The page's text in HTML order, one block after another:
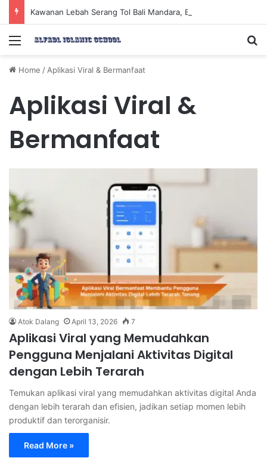
Menu
Home / Aplikasi Viral & Bermanfaat
Aplikasi Viral &
Bermanfaat
Atok Dalang April 13, 2026 7
Aplikasi Viral yang Memudahkan
Pengguna Menjalani Aktivitas Digital
dengan Lebih Terarah
Temukan aplikasi viral yang memudahkan aktivitas digital Anda
dengan lebih terarah dan efisien, jadikan setiap momen lebih
produktif dan terorganisir.
Read More »